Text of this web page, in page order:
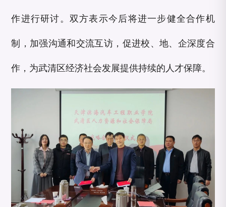
作进行研讨。双方表示今后将进一步健全合作机
制，加强沟通和交流互访，促进校、地、企深度合
作，为武清区经济社会发展提供持续的人才保障。